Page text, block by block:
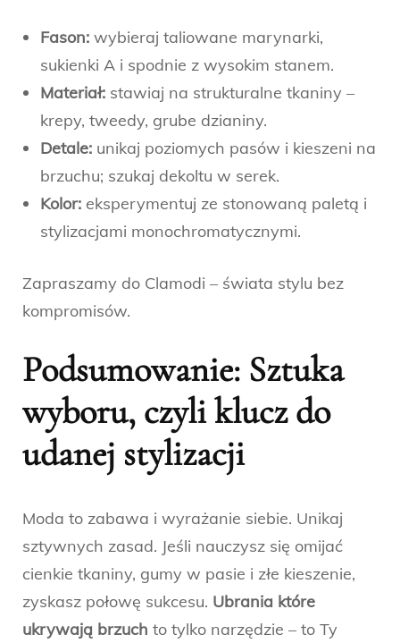
Fason: wybieraj taliowane marynarki,
sukienki A i spodnie z wysokim stanem.
Materiał: stawiaj na strukturalne tkaniny –
krepy, tweedy, grube dzianiny.
Detale: unikaj poziomych pasów i kieszeni na
brzuchu; szukaj dekoltu w serek.
Kolor: eksperymentuj ze stonowaną paletą i
stylizacjami monochromatycznymi.
Zapraszamy do Clamodi – świata stylu bez
kompromisów.
Podsumowanie: Sztuka
wyboru, czyli klucz do
udanej stylizacji
Moda to zabawa i wyrażanie siebie. Unikaj
sztywnych zasad. Jeśli nauczysz się omijać
cienkie tkaniny, gumy w pasie i złe kieszenie,
zyskasz połowę sukcesu. Ubrania które
ukrywają brzuch to tylko narzędzie – to Ty